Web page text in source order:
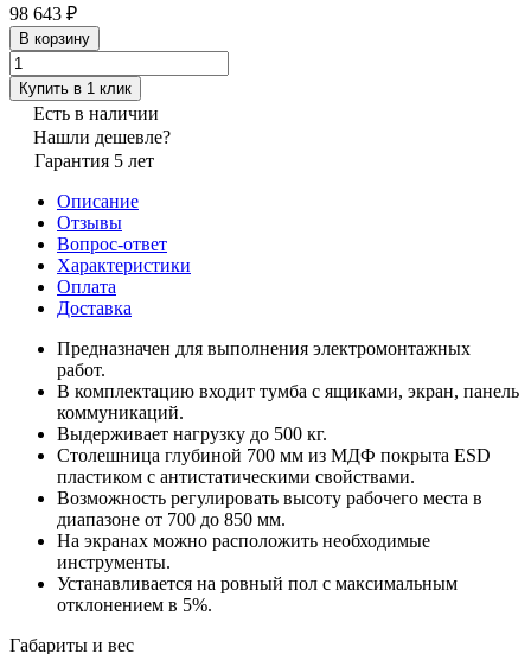
98 643 ₽
В корзину
Купить в 1 клик
Есть в наличии
Нашли дешевле?
Гарантия 5 лет
Описание
Отзывы
Вопрос-ответ
Характеристики
Оплата
Доставка
Предназначен для выполнения электромонтажных
работ.
В комплектацию входит тумба с ящиками, экран, панель
коммуникаций.
Выдерживает нагрузку до 500 кг.
Столешница глубиной 700 мм из МДФ покрыта ESD
пластиком с антистатическими свойствами.
Возможность регулировать высоту рабочего места в
диапазоне от 700 до 850 мм.
На экранах можно расположить необходимые
инструменты.
Устанавливается на ровный пол с максимальным
отклонением в 5%.
Габариты и вес